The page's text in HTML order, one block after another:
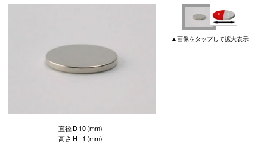
▲画像をタップして拡大表示
直径D10(mm)
高さ H 1 (mm)